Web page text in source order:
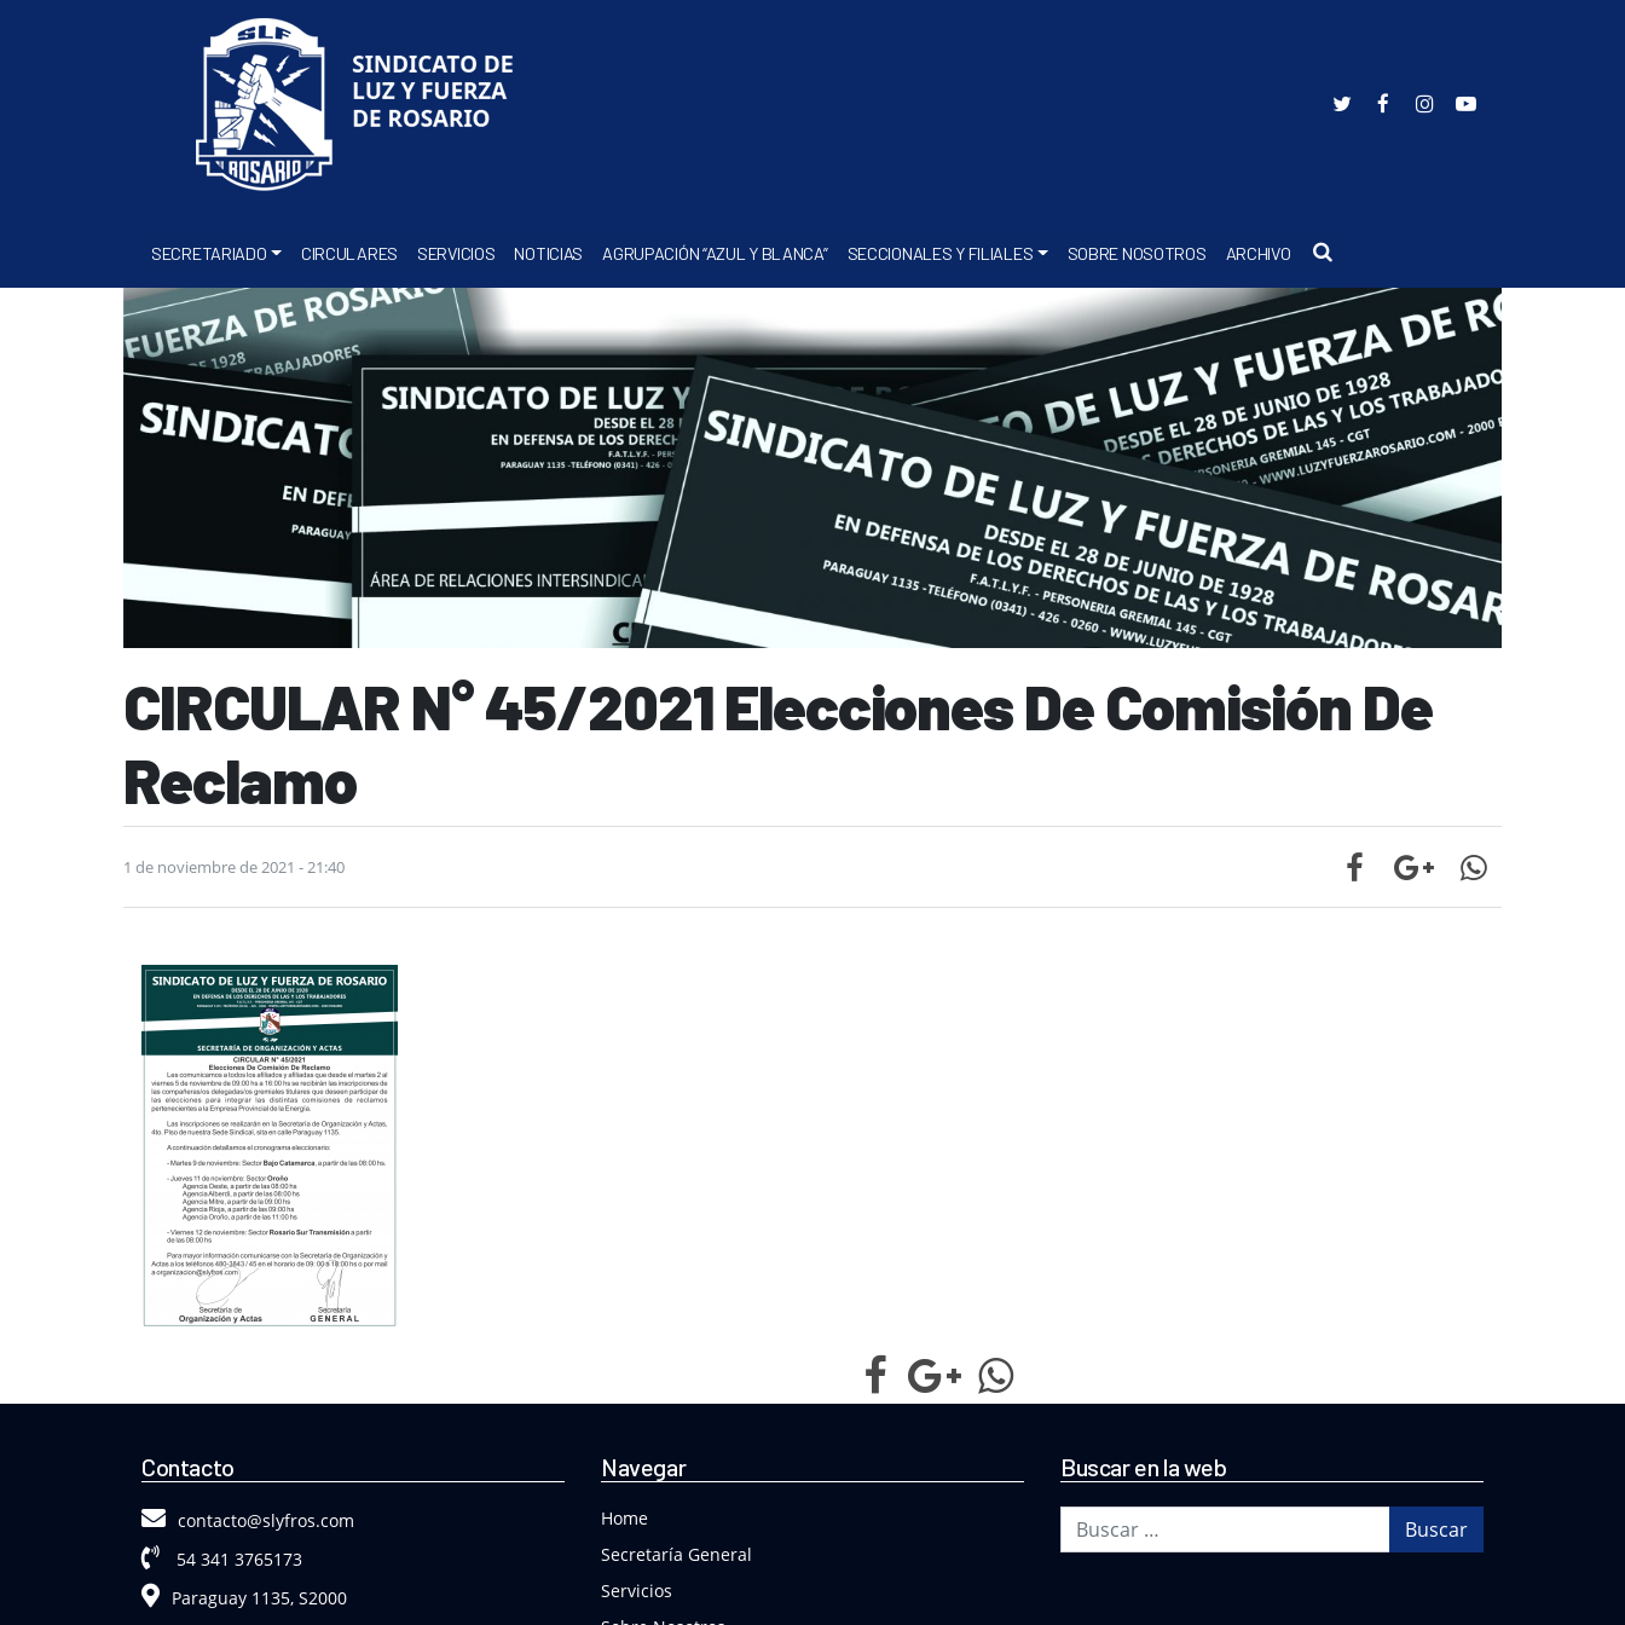
SECRETARIADO CIRCULARES SERVICIOS NOTICIAS AGRUPACIÓN “AZUL Y BLANCA” SECCIONALES Y FILIALES SOBRE NOSOTROS ARCHIVO Buscar
CIRCULAR N° 45/2021 Elecciones De Comisión De
Reclamo
1 de noviembre de 2021 - 21:40
Contacto
contacto@slyfros.com
54 341 3765173
Paraguay 1135, S2000
Navegar
Home
Secretaría General
Servicios
Buscar en la web
Buscar